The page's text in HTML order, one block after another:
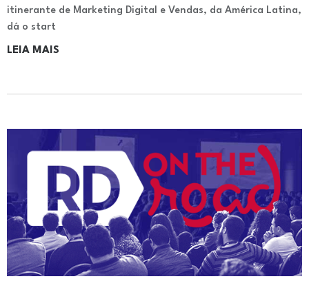
itinerante de Marketing Digital e Vendas, da América Latina,
dá o start
LEIA MAIS